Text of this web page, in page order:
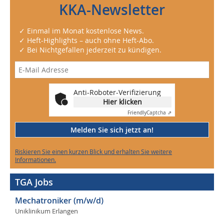
KKA-Newsletter
✓ Einmal im Monat kostenlose News.
✓ Heft-Highlights – auch ohne Heft-Abo.
✓ Bei Nichtgefallen jederzeit zu kündigen.
Anti-Roboter-Verifizierung
Hier klicken
FriendlyCaptcha ⇗
Melden Sie sich jetzt an!
Riskieren Sie einen kurzen Blick und erhalten Sie weitere
Informationen.
TGA Jobs
Mechatroniker (m/w/d)
Uniklinikum Erlangen